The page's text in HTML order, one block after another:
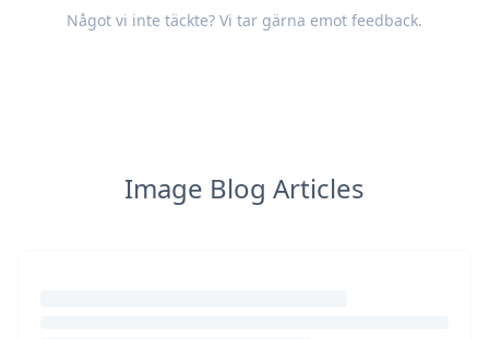
Något vi inte täckte? Vi tar gärna emot feedback.
Image Blog Articles